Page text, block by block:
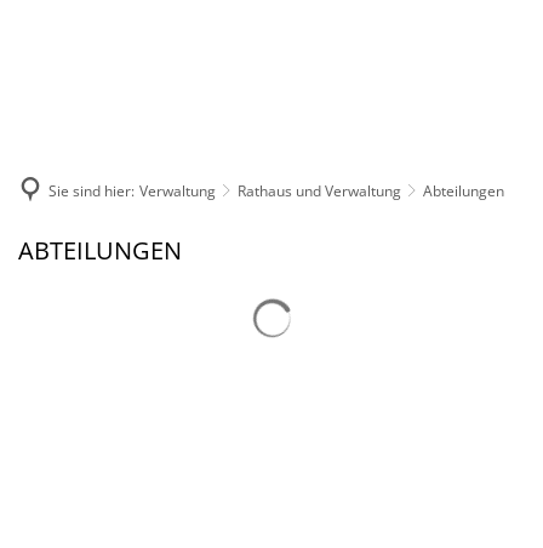
Sie sind hier: Verwaltung Rathaus und Verwaltung Abteilungen
Abteilungen
ABTEILUNGEN